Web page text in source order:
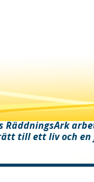
RäddningsArk
till ett liv och